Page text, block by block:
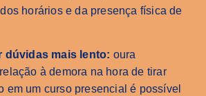
horários e da presença física de
dúvidas mais lento: oura
à demora na hora de tirar
em um curso presencial é possível